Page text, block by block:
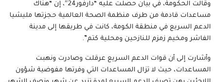
وقالت الحكومة، في بيان حصلت عليه “دارفور24″، إن “هناك
مساعدات قادمة من طرف منظمة الصحة العالمية حجزتها مليشيا
الدعم السريع في منطقة الكومة، كانت في طريقها إلى مدينة
الفاشر ومخيم زمزم للنازحين ومحلية كتم”.
وأشارت إلى أن قوات الدعم السريع عرقلت وصادرت ونهبت
المساعدات، حيث لا تزال المساعدات التي وفرتها مفوضية شؤون